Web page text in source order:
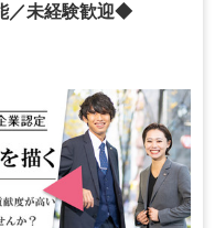
／未経験歓迎◆